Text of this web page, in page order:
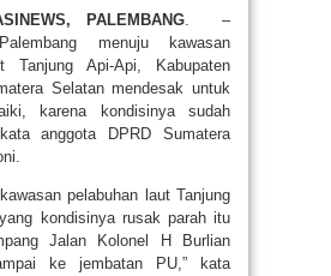
PALEMBANG. –
menuju kawasan
Tanjung Api-Api, Kabupaten
Selatan mendesak untuk
karena kondisinya sudah
anggota DPRD Sumatera
pelabuhan laut Tanjung
kondisinya rusak parah itu
Jalan Kolonel H Burlian
ke jembatan PU,” kata